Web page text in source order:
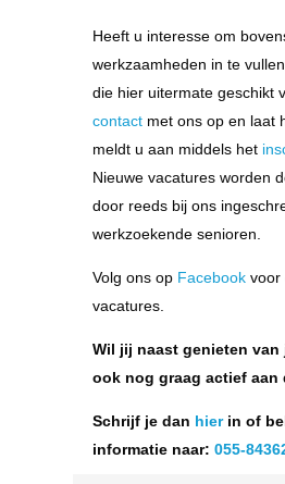
Heeft u interesse om
werkzaamheden in te
die hier uitermate geschikt
contact met ons op en laat
meldt u aan middels het
Nieuwe vacatures worden
door reeds bij ons
werkzoekende senioren.
Volg ons op Facebook voor
vacatures.
Wil jij naast genieten
ook nog graag actief aan
Schrijf je dan hierin of
informatie naar: 055-